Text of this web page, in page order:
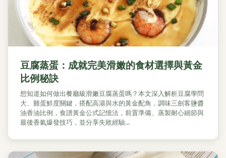
豆腐蒸蛋：成就完美滑嫩的食材選擇與黃金
比例秘訣
想知道如何做出餐廳級滑嫩豆腐蒸蛋嗎？本文深入解析豆腐學問
大、雞蛋鮮度關鍵，搭配高湯與水的黃金配角，調味三劍客鹽醬
油香油比例，食譜黃金公式記憶法，前置準備、蒸製耐心細節與
最後香氣爆發技巧，並分享失敗經驗...